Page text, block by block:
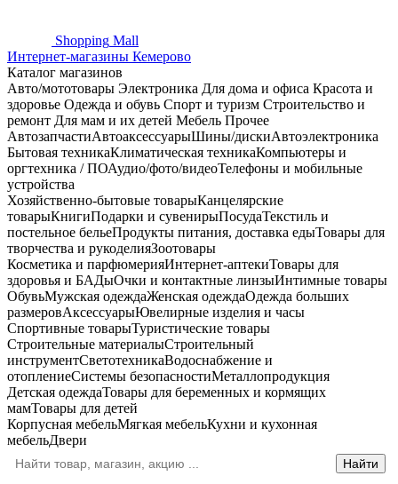
Shopping Mall
Интернет-магазины Кемерово
Каталог магазинов
Авто/мототовары Электроника Для дома и офиса Красота и
здоровье Одежда и обувь Спорт и туризм Строительство и
ремонт Для мам и их детей Мебель Прочее
АвтозапчастиАвтоаксессуарыШины/дискиАвтоэлектроника
Бытовая техникаКлиматическая техникаКомпьютеры и
оргтехника / ПОАудио/фото/видеоТелефоны и мобильные
устройства
Хозяйственно-бытовые товарыКанцелярские
товарыКнигиПодарки и сувенирыПосудаТекстиль и
постельное бельеПродукты питания, доставка едыТовары для
творчества и рукоделияЗоотовары
Косметика и парфюмерияИнтернет-аптекиТовары для
здоровья и БАДыОчки и контактные линзыИнтимные товары
ОбувьМужская одеждаЖенская одеждаОдежда больших
размеровАксессуарыЮвелирные изделия и часы
Спортивные товарыТуристические товары
Строительные материалыСтроительный
инструментСветотехникаВодоснабжение и
отоплениеСистемы безопасностиМеталлопродукция
Детская одеждаТовары для беременных и кормящих
мамТовары для детей
Корпусная мебельМягкая мебельКухни и кухонная
мебельДвери